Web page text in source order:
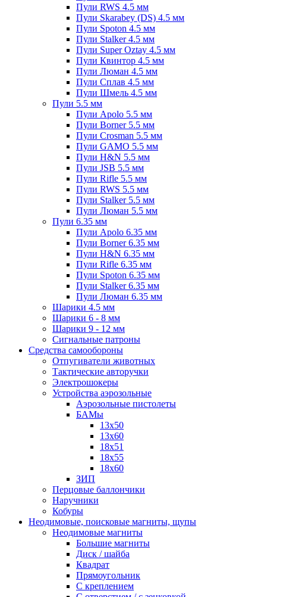
Пули RWS 4.5 мм
Пули Skarabey (DS) 4.5 мм
Пули Spoton 4.5 мм
Пули Stalker 4.5 мм
Пули Super Oztay 4.5 мм
Пули Квинтор 4.5 мм
Пули Люман 4.5 мм
Пули Сплав 4.5 мм
Пули Шмель 4.5 мм
Пули 5.5 мм
Пули Apolo 5.5 мм
Пули Borner 5.5 мм
Пули Crosman 5.5 мм
Пули GAMO 5.5 мм
Пули H&N 5.5 мм
Пули JSB 5.5 мм
Пули Rifle 5.5 мм
Пули RWS 5.5 мм
Пули Stalker 5.5 мм
Пули Люман 5.5 мм
Пули 6.35 мм
Пули Apolo 6.35 мм
Пули Borner 6.35 мм
Пули H&N 6.35 мм
Пули Rifle 6.35 мм
Пули Spoton 6.35 мм
Пули Stalker 6.35 мм
Пули Люман 6.35 мм
Шарики 4.5 мм
Шарики 6 - 8 мм
Шарики 9 - 12 мм
Сигнальные патроны
Средства самообороны
Отпугиватели животных
Тактические авторучки
Электрошокеры
Устройства аэрозольные
Аэрозольные пистолеты
БАМы
13х50
13х60
18х51
18х55
18х60
ЗИП
Перцовые баллончики
Наручники
Кобуры
Неодимовые, поисковые магниты, щупы
Неодимовые магниты
Большие магниты
Диск / шайба
Квадрат
Прямоугольник
С креплением